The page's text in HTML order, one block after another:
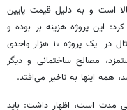
است و به دلیل قیمت پایین
این پروژه هزینه بر بوده و
نیاز به سرعت بالایی دارد ضمن آنکه به عنوان مثال در یک پروژه ۱۰ هزار واحدی
مصالح ساختمانی و دیگر
همه اینها به تاخیر می‌افتد.
مدت است، اظهار داشت: باید